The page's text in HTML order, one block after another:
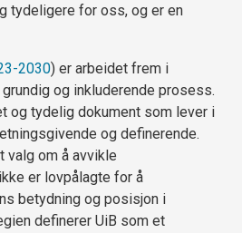
tydeligere for oss, og er en
2030) er arbeidet frem i
og inkluderende prosess.
og tydelig dokument som lever i
og definerende.
valg om å avvikle
er lovpålagte for å
betydning og posisjon i
definerer UiB som et